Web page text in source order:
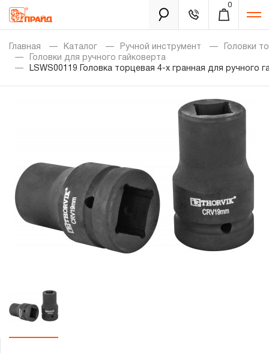
0
Каталог
Золотая лихорадка
Уцененный товар
О нас
Новости
Гарантия и сервис
Доставка и оплата
Забыли пароль?
Главная Каталог Ручной инструмент
Головки
Головки для ручного гайковерта
LSWS00119 Головка торцевая 4-х гранная для ручного